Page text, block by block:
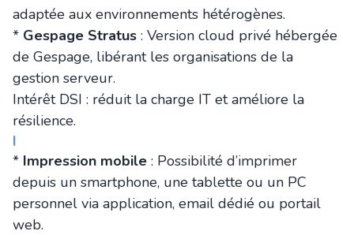
adaptée aux environnements hétérogènes.
* Gespage Stratus : Version cloud privé hébergée
de Gespage, libérant les organisations de la
gestion serveur.
Intérêt DSI : réduit la charge IT et améliore la
résilience.
I
* Impression mobile : Possibilité d’imprimer
depuis un smartphone, une tablette ou un PC
personnel via application, email dédié ou portail
web.